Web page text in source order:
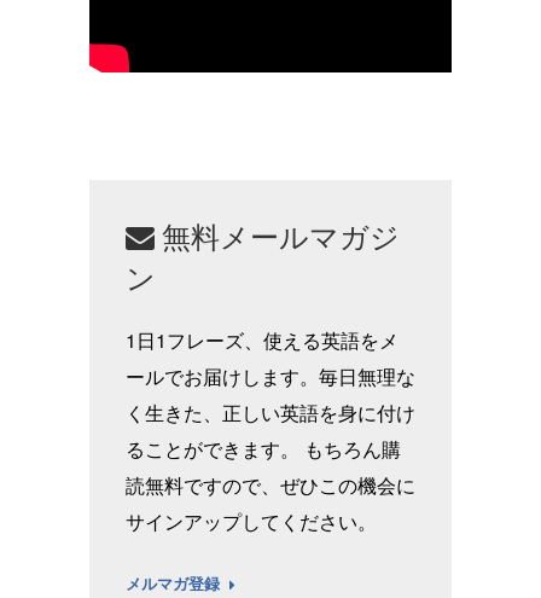
無料メールマガジ
ン
1日1フレーズ、使える英語をメ
ールでお届けします。毎日無理な
く生きた、正しい英語を身に付け
ることができます。 もちろん購
読無料ですので、ぜひこの機会に
サインアップしてください。
メルマガ登録